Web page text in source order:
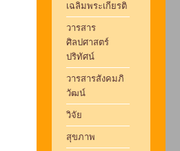
เฉลิมพระเกียรติ
วารสาร
ศิลปศาสตร์
ปริทัศน์
วารสารสังคมภิ
วัฒน์
วิจัย
สุขภาพ